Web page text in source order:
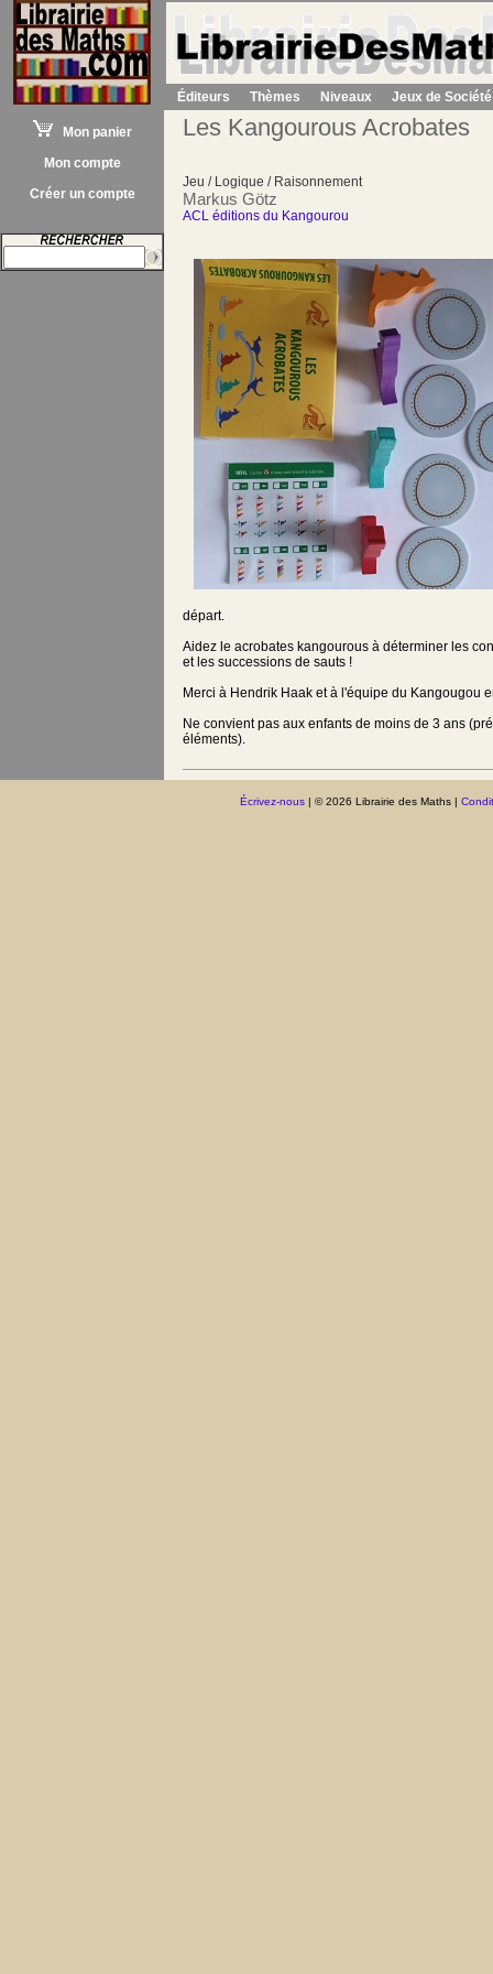
Mon panier
Mon compte
Créer un compte
Éditeurs Thèmes Niveaux Jeux de Société
Les Kangourous Acrobates
Jeu / Logique / Raisonnement
Markus Götz
ACL éditions du Kangourou
départ.
Aidez le acrobates kangourous à déterminer les
et les successions de sauts !
Merci à Hendrik Haak et à l'équipe du Kangougou
Ne convient pas aux enfants de moins de 3 ans
éléments).
Écrivez-nous| © 2026 Librairie des Maths |